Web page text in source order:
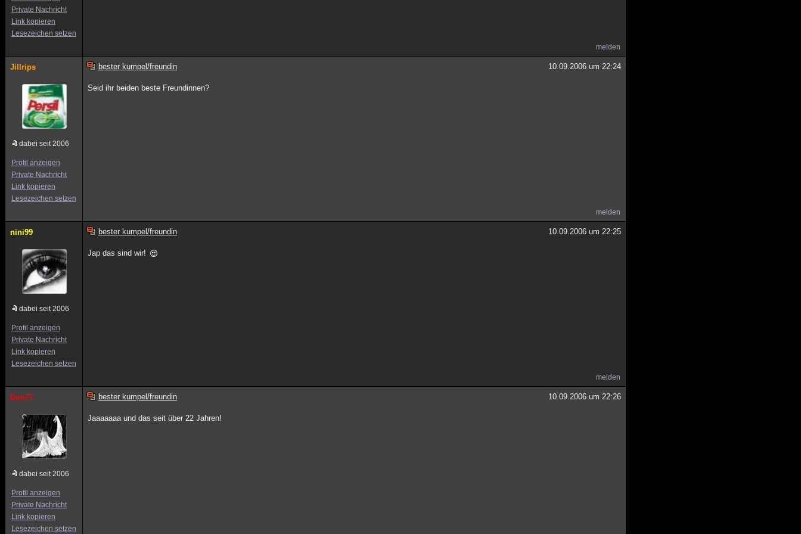
Private Nachricht
Link kopieren
Lesezeichen setzen
melden
Jillrips
dabei seit 2006
Profil anzeigen
Private Nachricht
Link kopieren
Lesezeichen setzen
bester kumpel/freundin 10.09.2006 um 22:24
Seid ihr beiden beste Freundinnen?
melden
nini99
dabei seit 2006
Profil anzeigen
Private Nachricht
Link kopieren
Lesezeichen setzen
bester kumpel/freundin 10.09.2006 um 22:25
Jap das sind wir!
melden
Dini77
dabei seit 2006
Profil anzeigen
Private Nachricht
Link kopieren
Lesezeichen setzen
bester kumpel/freundin 10.09.2006 um 22:26
Jaaaaaaa und das seit über 22 Jahren!